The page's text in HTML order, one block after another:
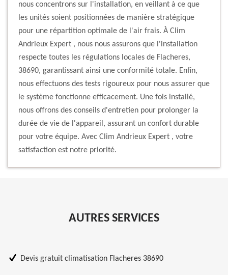
nous concentrons sur l'installation, en veillant à ce que
les unités soient positionnées de manière stratégique
pour une répartition optimale de l'air frais. À Clim
Andrieux Expert , nous nous assurons que l'installation
respecte toutes les régulations locales de Flacheres,
38690, garantissant ainsi une conformité totale. Enfin,
nous effectuons des tests rigoureux pour nous assurer que
le système fonctionne efficacement. Une fois installé,
nous offrons des conseils d'entretien pour prolonger la
durée de vie de l'appareil, assurant un confort durable
pour votre équipe. Avec Clim Andrieux Expert , votre
satisfaction est notre priorité.
AUTRES SERVICES
Devis gratuit climatisation Flacheres 38690